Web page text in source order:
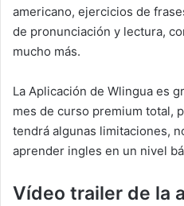
americano, ejercicios de
de pronunciación y lectura,
mucho más.
La Aplicación de Wlingua es
mes de curso premium total,
tendrá algunas limitaciones,
aprender ingles en un nivel
Vídeo trailer de la